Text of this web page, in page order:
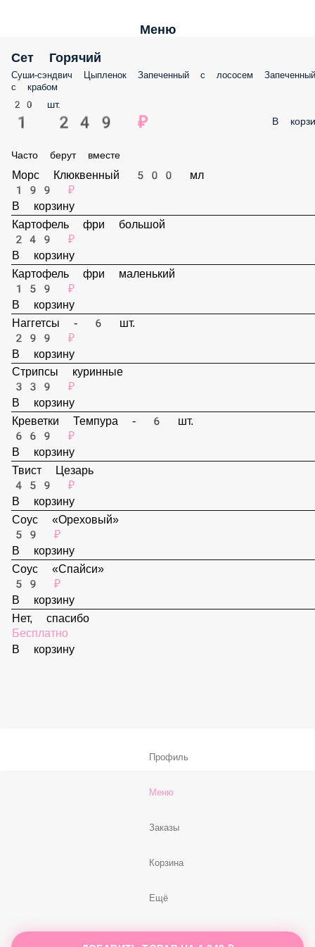
Меню
Сет Горячий
Суши-сэндвич Цыпленок Запеченный с лососем Запеченный с
20 шт.
1 249 ₽
Морс Клюквенный 500 мл
199 ₽
В корзину
Картофель фри большой
249 ₽
В корзину
Картофель фри маленький
159 ₽
В корзину
Наггетсы - 6 шт.
299 ₽
В корзину
Стрипсы куринные
339 ₽
В корзину
Креветки Темпура - 6 шт.
В корзину
459 ₽
В корзину
Соус «Ореховый»
59 ₽
В корзину
Меню
Заказы